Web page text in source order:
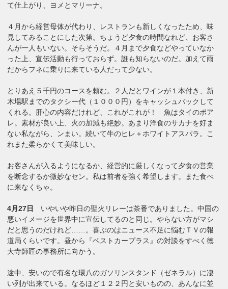
て仕上がり、ヨメとマリーナ。
４月から経営母体が代わり、レストランも新しくなったため、味
見してみることにした次第。ちょうど夕食の時間なれど、お客さ
んが一人もいない。そらそうだ。４月まで夕食などやっていなか
った上、宣伝活動も行っておらず。誰も知らないのだ。加えて雨
だからフネに乗りに来ている人だって少ない。
とりあえ５千円のコースを頼む。２人だとワインが１本付き、新
木場駅までのタクシー代（１０００円）をキャッシュバックして
くれる。肝心の内容だけれど、これがこれが！ 魚はタイのポア
レ。素材が良い上、火の加減も絶妙。あまり洋食のサカナを好ま
ない私ながら、ンまい。続いて牛のヒレ＋ホワイトアスパラ。こ
れまた柔らかくて美味しい。
お客さんが入るようになるか、経営的に厳しくなって夕食の営業
を断念するか微妙なセン。私は前者を強く希望します。また食べ
に来なくちゃ。
4月27日
いやいや昨日の聖火リレーは茶番でありました。中国の
悪いイメージを世界中に宣伝してるのと同じ。やらない方がマシ
だと思うのだけれど……。喜ぶのはニュース不足に悩むＴＶの報
道局くらいです。昼から『ベストカープラス』の対談をすべく徳
大寺師匠の事務所に向かう。
途中、安いので有名な環八のガソリンスタンド（ゼネラル）に凄
い列が出来ている。なるほど１２２円と安いものの、あんなに並